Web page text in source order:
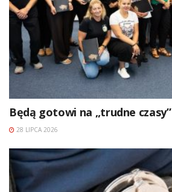
Będą gotowi na „trudne czasy”
28 LIPCA 2026